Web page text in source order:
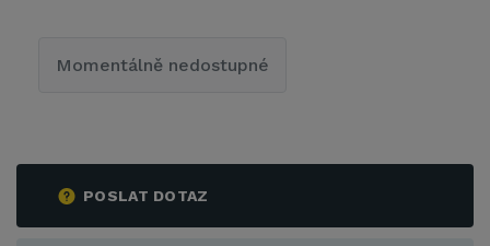
POSLAT DOTAZ
Momentálně nedostupné